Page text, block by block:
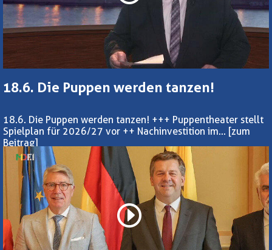
18.6. Die Puppen werden tanzen!
18.6. Die Puppen werden tanzen! +++ Puppentheater stellt
Spielplan für 2026/27 vor ++ Nachinvestition im... [zum
Beitrag]